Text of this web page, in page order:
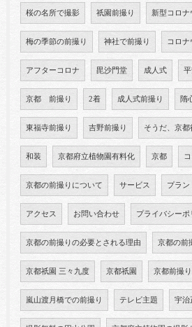
桜の名所で撮影 祇園前撮り 新型コロナ
梅の季節の前撮り 神社で前撮り コロ
アフターコロナ 毘沙門堂 成人式
京都 前撮り 2着 成人式前撮り 隋
東福寺前撮り 吉野前撮り そうだ、京都
和装 京都府立植物園有料化 京都
京都の前撮りについて サービス プラン
アクセス お問い合わせ プライバシーポ
京都の前撮りの必要とされる理由 京都の前
京都祇園 三々九度 京都祇園 京都前撮り
嵐山渡月橋での前撮り テレビ主題 宇治